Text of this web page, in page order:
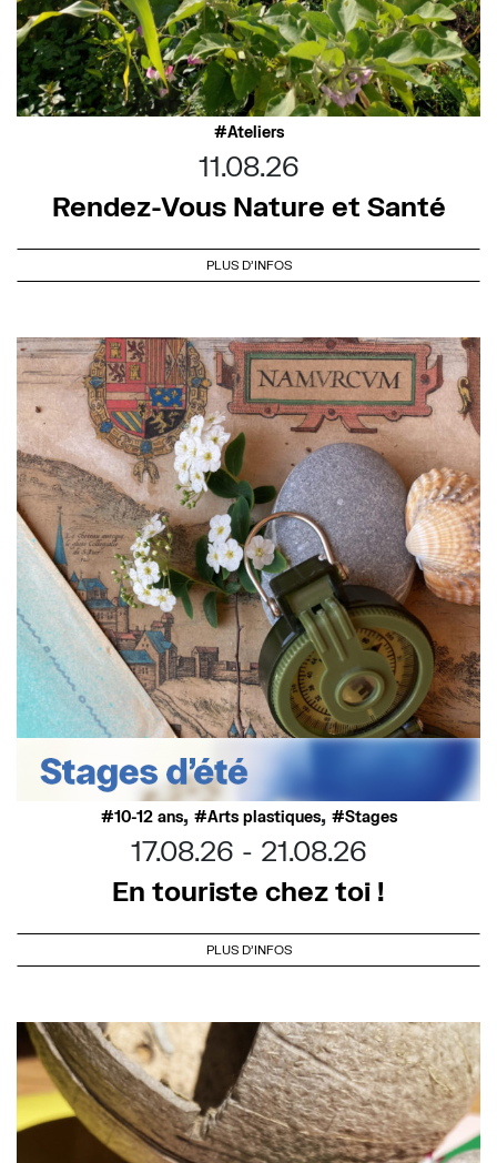
Ateliers
11.08.26
Rendez-Vous Nature et Santé
PLUS D'INFOS
10-12 ans, Arts plastiques, Stages
17.08.26
21.08.26
En touriste chez toi !
PLUS D'INFOS